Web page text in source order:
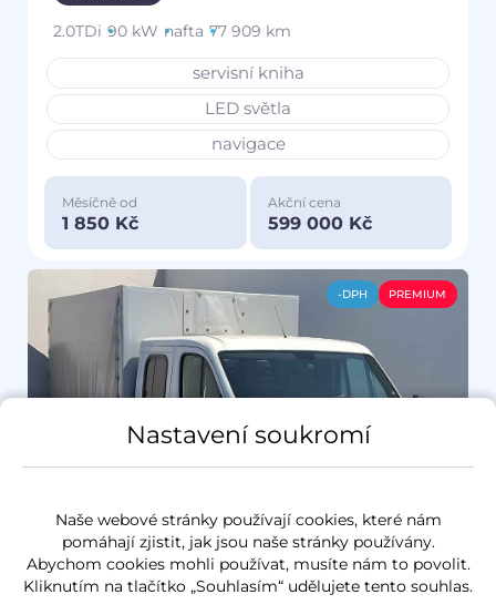
2.0TDi 90 kW nafta 77 909 km
servisní kniha
LED světla
navigace
Měsíčně od
1 850 Kč
Akční cena
599 000 Kč
-DPH PREMIUM
Nastavení soukromí
Naše webové stránky používají cookies, které nám
pomáhají zjistit, jak jsou naše stránky používány.
Abychom cookies mohli používat, musíte nám to povolit.
Kliknutím na tlačítko „Souhlasím“ udělujete tento souhlas.